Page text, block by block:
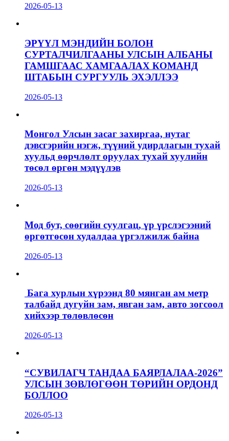
2026-05-13
ЭРҮҮЛ МЭНДИЙН БОЛОН
СУРТАЛЧИЛГААНЫ УЛСЫН АЛБАНЫ
ГАМШГААС ХАМГААЛАХ КОМАНД
ШТАБЫН СУРГУУЛЬ ЭХЭЛЛЭЭ
2026-05-13
Монгол Улсын засаг захиргаа, нутаг
дэвсгэрийн нэгж, түүний удирдлагын тухай
хуульд өөрчлөлт оруулах тухай хуулийн
төсөл өргөн мэдүүлэв
2026-05-13
Мод бут, сөөгийн суулгац, үр үрслэгээний
өргөтгөсөн худалдаа үргэлжилж байна
2026-05-13
Бага хурлын хүрээнд 80 мянган ам метр
талбайд дугуйн зам, явган зам, авто зогсоол
хийхээр төлөвлөсөн
2026-05-13
“СУВИЛАГЧ ТАНДАА БАЯРЛАЛАА-2026”
УЛСЫН ЗӨВЛӨГӨӨН ТӨРИЙН ОРДОНД
БОЛЛОО
2026-05-13